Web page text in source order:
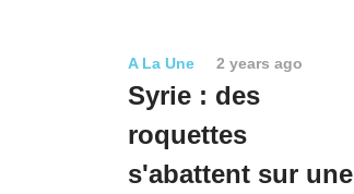
A La Une 2 years ago
Syrie : des
roquettes
s'abattent sur une